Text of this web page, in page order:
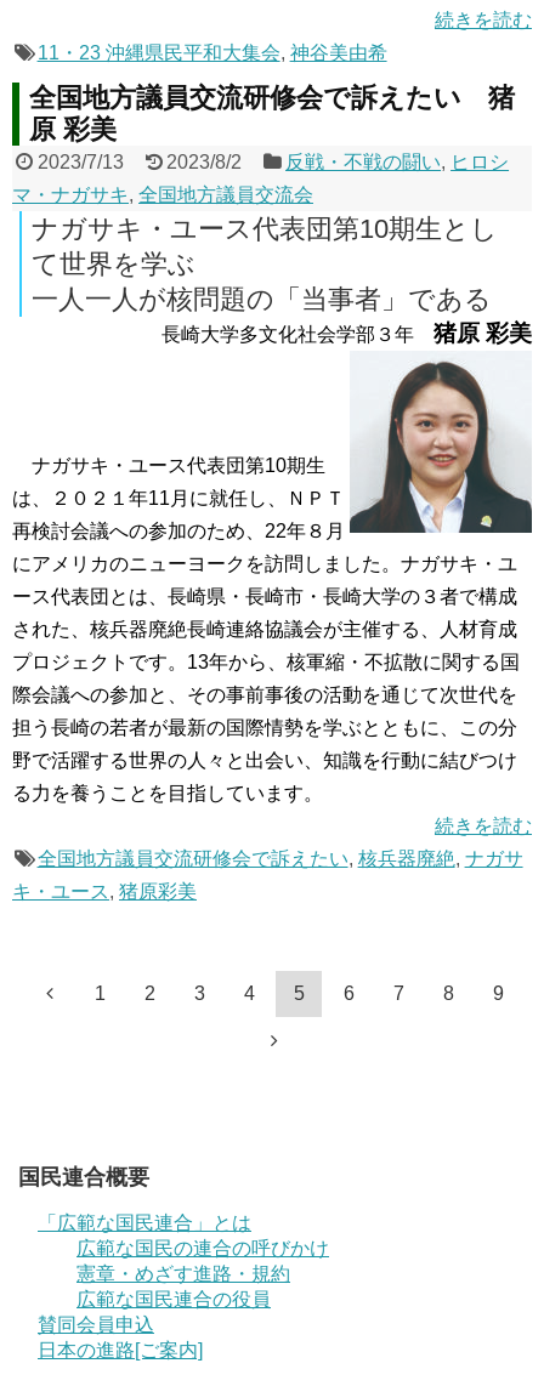
続きを読む
11・23 沖縄県民平和大集会, 神谷美由希
全国地方議員交流研修会で訴えたい 猪
原 彩美
2023/7/13 2023/8/2 反戦・不戦の闘い, ヒロシ
マ・ナガサキ, 全国地方議員交流会
ナガサキ・ユース代表団第10期生とし
て世界を学ぶ
一人一人が核問題の「当事者」である
長崎大学多文化社会学部３年 猪原 彩美
ナガサキ・ユース代表団第10期生
は、２０２１年11月に就任し、ＮＰＴ
再検討会議への参加のため、22年８月
にアメリカのニューヨークを訪問しました。ナガサキ・ユ
ース代表団とは、長崎県・長崎市・長崎大学の３者で構成
された、核兵器廃絶長崎連絡協議会が主催する、人材育成
プロジェクトです。13年から、核軍縮・不拡散に関する国
際会議への参加と、その事前事後の活動を通じて次世代を
担う長崎の若者が最新の国際情勢を学ぶとともに、この分
野で活躍する世界の人々と出会い、知識を行動に結びつけ
る力を養うことを目指しています。
続きを読む
全国地方議員交流研修会で訴えたい, 核兵器廃絶, ナガサ
キ・ユース, 猪原彩美
1 2 3 4 5 6 7 8 9
国民連合概要
「広範な国民連合」とは
広範な国民の連合の呼びかけ
憲章・めざす進路・規約
広範な国民連合の役員
賛同会員申込
日本の進路[ご案内]